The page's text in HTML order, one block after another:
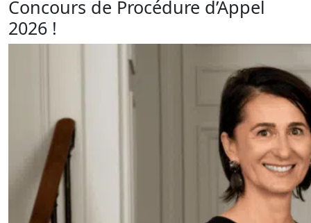
Concours de Procédure d’Appel
2026 !